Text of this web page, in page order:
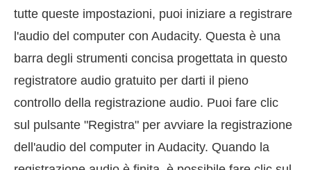
tutte queste impostazioni, puoi iniziare a registrare
l'audio del computer con Audacity. Questa è una
barra degli strumenti concisa progettata in questo
registratore audio gratuito per darti il pieno
controllo della registrazione audio. Puoi fare clic
sul pulsante "Registra" per avviare la registrazione
dell'audio del computer in Audacity. Quando la